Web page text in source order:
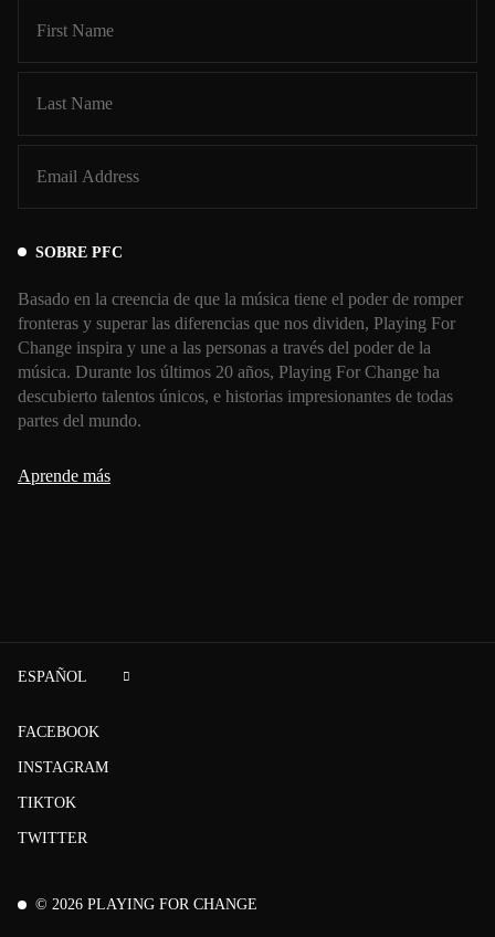
SOBRE PFC
Basado en la creencia de que la música tiene el poder de romper
fronteras y superar las diferencias que nos dividen, Playing For
Change inspira y une a las personas a través del poder de la
música. Durante los últimos 20 años, Playing For Change ha
descubierto talentos únicos, e historias impresionantes de todas
partes del mundo.
Aprende más
© 2026 PLAYING FOR CHANGE
FACEBOOK
INSTAGRAM
TIKTOK
TWITTER
ESPAÑOL